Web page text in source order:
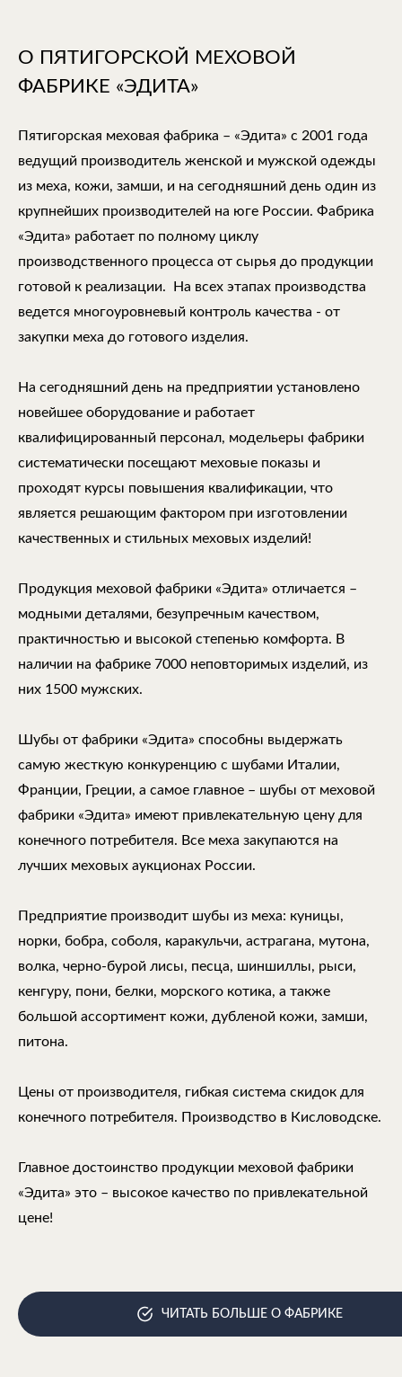
О ПЯТИГОРСКОЙ МЕХОВОЙ
ФАБРИКЕ «ЭДИТА»
Пятигорская меховая фабрика – «Эдита» с 2001 года
ведущий производитель женской и мужской одежды
из меха, кожи, замши, и на сегодняшний день один из
крупнейших производителей на юге России. Фабрика
«Эдита» работает по полному циклу
производственного процесса от сырья до продукции
готовой к реализации. На всех этапах производства
ведется многоуровневый контроль качества - от
закупки меха до готового изделия.
На сегодняшний день на предприятии установлено
новейшее оборудование и работает
квалифицированный персонал, модельеры фабрики
систематически посещают меховые показы и
проходят курсы повышения квалификации, что
является решающим фактором при изготовлении
качественных и стильных меховых изделий!
Продукция меховой фабрики «Эдита» отличается –
модными деталями, безупречным качеством,
практичностью и высокой степенью комфорта. В
наличии на фабрике 7000 неповторимых изделий, из
них 1500 мужских.
Шубы от фабрики «Эдита» способны выдержать
самую жесткую конкуренцию с шубами Италии,
Франции, Греции, а самое главное – шубы от меховой
фабрики «Эдита» имеют привлекательную цену для
конечного потребителя. Все меха закупаются на
лучших меховых аукционах России.
Предприятие производит шубы из меха: куницы,
норки, бобра, соболя, каракульчи, астрагана, мутона,
волка, черно-бурой лисы, песца, шиншиллы, рыси,
кенгуру, пони, белки, морского котика, а также
большой ассортимент кожи, дубленой кожи, замши,
питона.
Цены от производителя, гибкая система скидок для
конечного потребителя. Производство в Кисловодске.
Главное достоинство продукции меховой фабрики
«Эдита» это – высокое качество по привлекательной
цене!
ЧИТАТЬ БОЛЬШЕ О ФАБРИКЕ